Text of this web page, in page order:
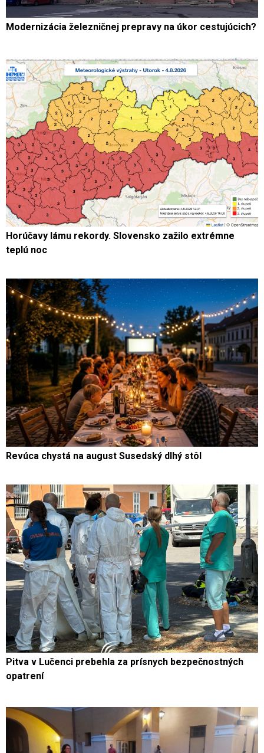
Modernizácia železničnej prepravy na úkor cestujúcich?
Horúčavy lámu rekordy. Slovensko zažilo extrémne
teplú noc
Revúca chystá na august Susedský dlhý stôl
Pitva v Lučenci prebehla za prísnych bezpečnostných
opatrení